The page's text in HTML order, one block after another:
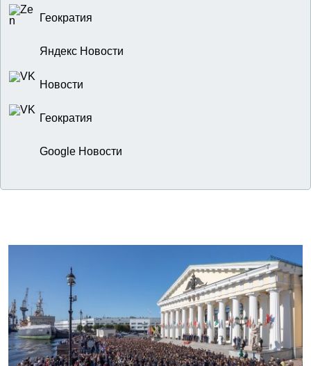
Геократия
Яндекс Новости
Новости
Геократия
Google Новости